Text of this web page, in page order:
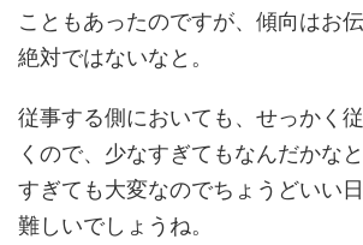
こともあったのですが、傾向はお
絶対ではないなと。
従事する側においても、せっかく
くので、少なすぎてもなんだかな
すぎても大変なのでちょうどいい
難しいでしょうね。